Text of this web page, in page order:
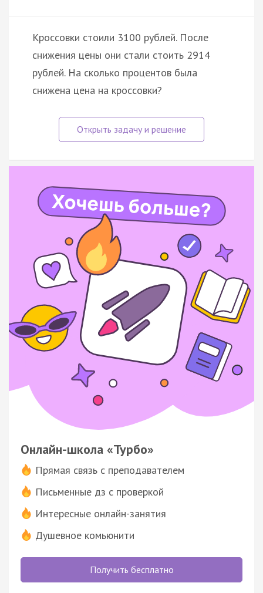
Кроссовки стоили 3100 рублей. После
снижения цены они стали стоить 2914
рублей. На сколько процентов была
снижена цена на кроссовки?
Онлайн-школа «Турбо»
Прямая связь с преподавателем
Письменные дз с проверкой
Интересные онлайн-занятия
Душевное комьюнити
Получить бесплатно